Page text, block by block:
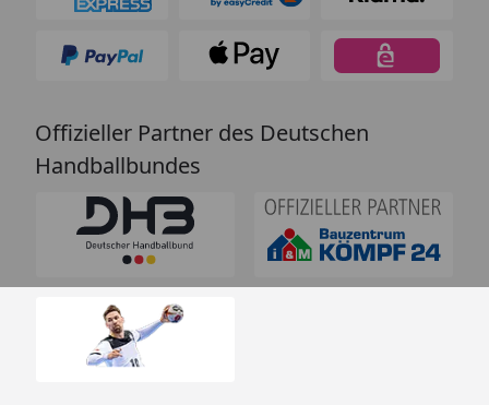
Offizieller Partner des Deutschen
Handballbundes